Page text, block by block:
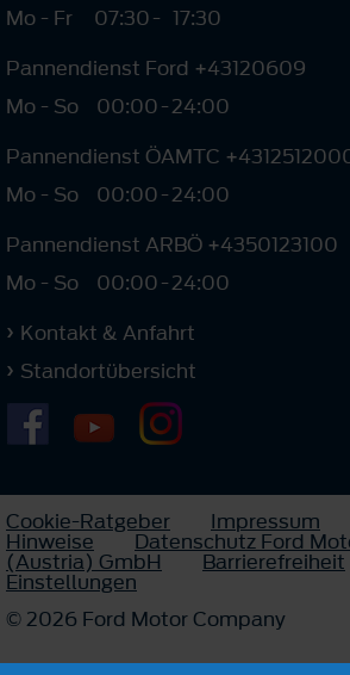
Mo - Fr
07:30- 17:30
Pannendienst Ford +43120609
Mo - So
00:00-24:00
Pannendienst ÖAMTC
Mo - So
00:00-24:00
Pannendienst ARBÖ +4350123100
Mo - So
00:00-24:00
Kontakt & Anfahrt
Standortübersicht
Cookie-Ratgeber Impressum
Hinweise Datenschutz Ford
(Austria) GmbH Barrierefreiheit
Einstellungen
© 2026 Ford Motor Company